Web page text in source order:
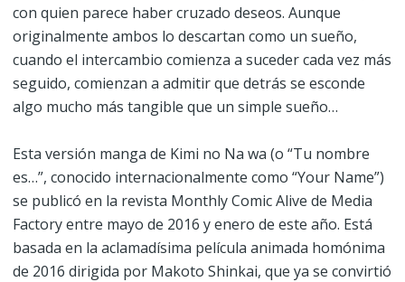
con quien parece haber cruzado deseos. Aunque
originalmente ambos lo descartan como un sueño,
cuando el intercambio comienza a suceder cada vez más
seguido, comienzan a admitir que detrás se esconde
algo mucho más tangible que un simple sueño…
Esta versión manga de Kimi no Na wa (o “Tu nombre
es…”, conocido internacionalmente como “Your Name”)
se publicó en la revista Monthly Comic Alive de Media
Factory entre mayo de 2016 y enero de este año. Está
basada en la aclamadísima película animada homónima
de 2016 dirigida por Makoto Shinkai, que ya se convirtió